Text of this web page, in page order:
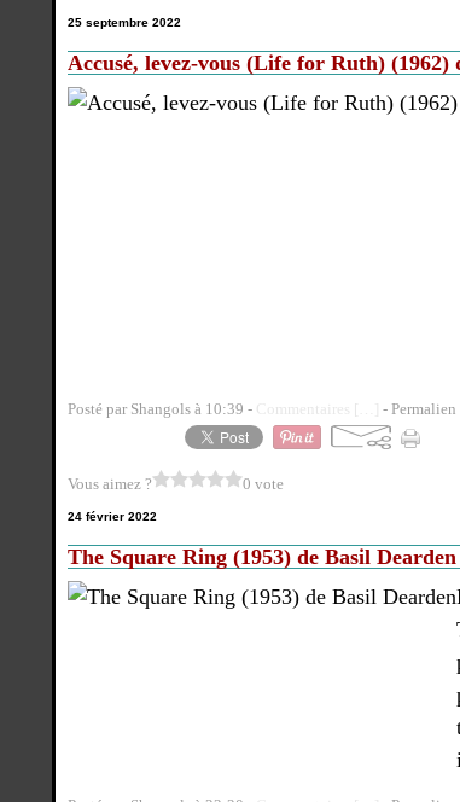
25 septembre 2022
Accusé, levez-vous (Life for Ruth) (1962)
Posté par Shangols à 10:39 - Commentaires [ - Permalien
Vous aimez ? 0 vote
24 février 2022
The Square Ring (1953) de Basil Dearden